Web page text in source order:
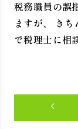
税務職員の誤
ますが、 き
で税理士に相